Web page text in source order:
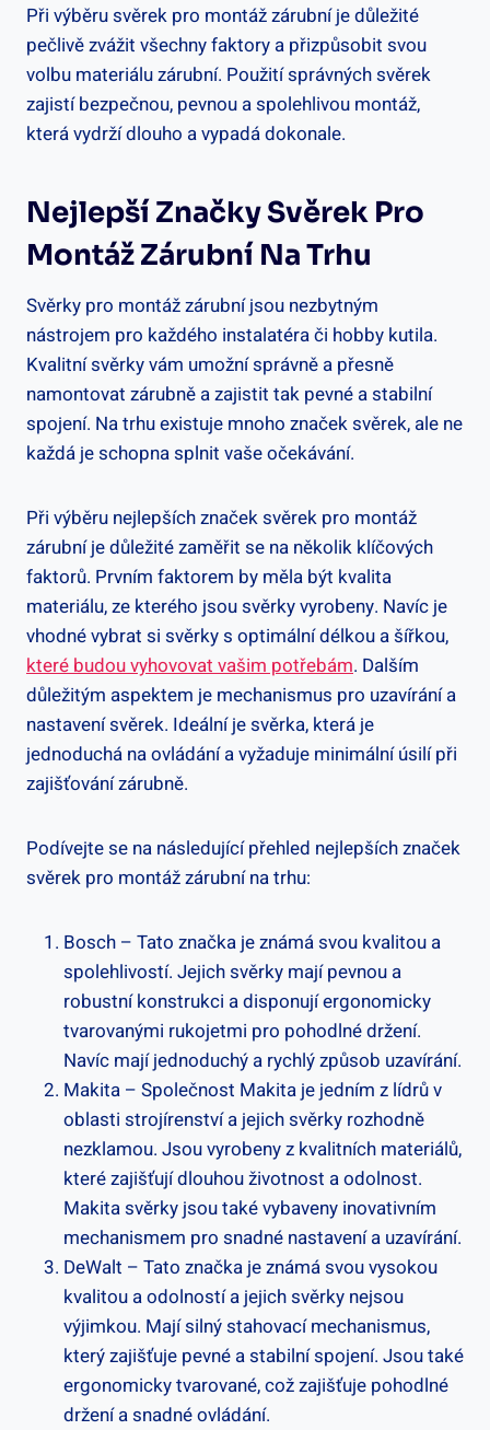
Při výběru svěrek pro montáž zárubní je důležité
pečlivě zvážit všechny faktory a přizpůsobit svou
volbu materiálu zárubní. Použití správných svěrek
zajistí bezpečnou, pevnou a spolehlivou montáž,
která vydrží dlouho a vypadá dokonale.
Nejlepší Značky Svěrek Pro
Montáž Zárubní Na Trhu
Svěrky pro montáž zárubní jsou nezbytným
nástrojem pro každého instalatéra či hobby kutila.
Kvalitní svěrky vám umožní správně a přesně
namontovat zárubně a zajistit tak pevné a stabilní
spojení. Na trhu existuje mnoho značek svěrek, ale ne
každá je schopna splnit vaše očekávání.
Při výběru nejlepších značek svěrek pro montáž
zárubní je důležité zaměřit se na několik klíčových
faktorů. Prvním faktorem by měla být kvalita
materiálu, ze kterého jsou svěrky vyrobeny. Navíc je
vhodné vybrat si svěrky s optimální délkou a šířkou,
které budou vyhovovat vašim potřebám. Dalším
důležitým aspektem je mechanismus pro uzavírání a
nastavení svěrek. Ideální je svěrka, která je
jednoduchá na ovládání a vyžaduje minimální úsilí při
zajišťování zárubně.
Podívejte se na následující přehled nejlepších značek
svěrek pro montáž zárubní na trhu:
Bosch – Tato značka je známá svou kvalitou a
spolehlivostí. Jejich svěrky mají pevnou a
robustní konstrukci a disponují ergonomicky
tvarovanými rukojetmi pro pohodlné držení.
Navíc mají jednoduchý a rychlý způsob uzavírání.
Makita – Společnost Makita je jedním z lídrů v
oblasti strojírenství a jejich svěrky rozhodně
nezklamou. Jsou vyrobeny z kvalitních materiálů,
které zajišťují dlouhou životnost a odolnost.
Makita svěrky jsou také vybaveny inovativním
mechanismem pro snadné nastavení a uzavírání.
DeWalt – Tato značka je známá svou vysokou
kvalitou a odolností a jejich svěrky nejsou
výjimkou. Mají silný stahovací mechanismus,
který zajišťuje pevné a stabilní spojení. Jsou také
ergonomicky tvarované, což zajišťuje pohodlné
držení a snadné ovládání.